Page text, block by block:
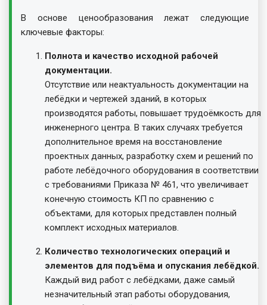
В основе ценообразования лежат следующие
ключевые факторы:
Полнота и качество исходной рабочей
документации.
Отсутствие или неактуальность документации на
лебёдки и чертежей зданий, в которых
производятся работы, повышает трудоёмкость для
инженерного центра. В таких случаях требуется
дополнительное время на восстановление
проектных данных, разработку схем и решений по
работе лебёдочного оборудования в соответствии
с требованиями Приказа № 461, что увеличивает
конечную стоимость КП по сравнению с
объектами, для которых представлен полный
комплект исходных материалов.
Количество технологических операций и
элементов для подъёма и опускания лебёдкой.
Каждый вид работ с лебёдками, даже самый
незначительный этап работы оборудования,